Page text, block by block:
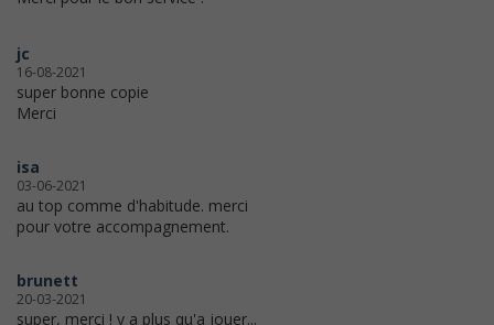
jc
16-08-2021
super bonne copie
Merci
isa
03-06-2021
au top comme d'habitude. merci
pour votre accompagnement.
brunett
20-03-2021
super, merci ! y a plus qu'a jouer...